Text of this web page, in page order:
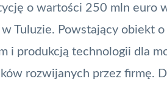
o wartości 250 mln euro
Tuluzie. Powstający obiekt
i produkcją technologii dla
rozwijanych przez firmę.